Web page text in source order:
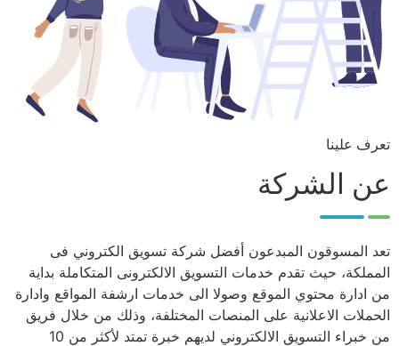
تعرف علينا
عن الشركة
تعد المسوقون المبدعون أفضل شركة تسويق الكتروني فى
المملكة، حيث تقدم خدمات التسويق الالكترونى المتكاملة بداية
من ادارة محتوي الموقع وصولا الى خدمات ارشفة المواقع وادارة
الحملات الاعلانية على المنصات المختلفة، وذلك من خلال فريق
من خبراء التسويق الالكتروني لديهم خبرة تمتد لأكثر من 10